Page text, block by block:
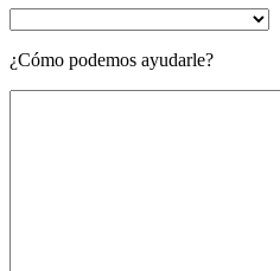
¿Cómo podemos ayudarle?